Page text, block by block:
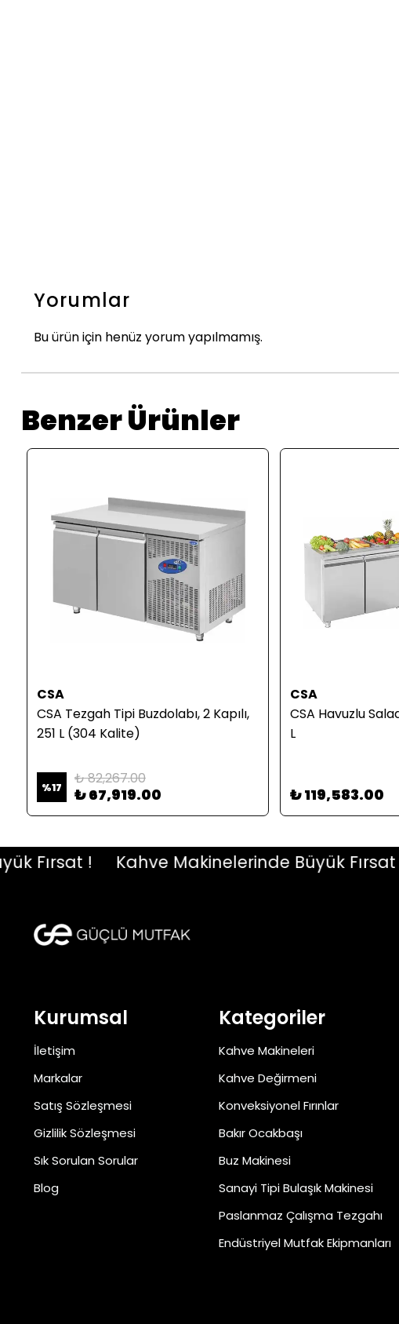
Yorumlar
Bu ürün için henüz yorum yapılmamış.
Benzer Ürünler
CSA
CSA Tezgah Tipi Buzdolabı, 2 Kapılı,
251 L (304 Kalite)
%17 ₺ 82,267.00
₺ 67,919.00
CSA
CSA Havuzlu
L
₺ 119,583.00
! Kahve Makinelerinde Büyük Fırsat !
Kurumsal
İletişim
Markalar
Satış Sözleşmesi
Gizlilik Sözleşmesi
Sık Sorulan Sorular
Blog
Kategoriler
Kahve Makineleri
Kahve Değirmeni
Konveksiyonel Fırınlar
Bakır Ocakbaşı
Buz Makinesi
Sanayi Tipi Bulaşık Makinesi
Paslanmaz Çalışma Tezgahı
Endüstriyel Mutfak Ekipmanları